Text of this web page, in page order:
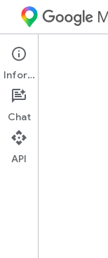
Mobility
Descripción general
Información
Chat
API